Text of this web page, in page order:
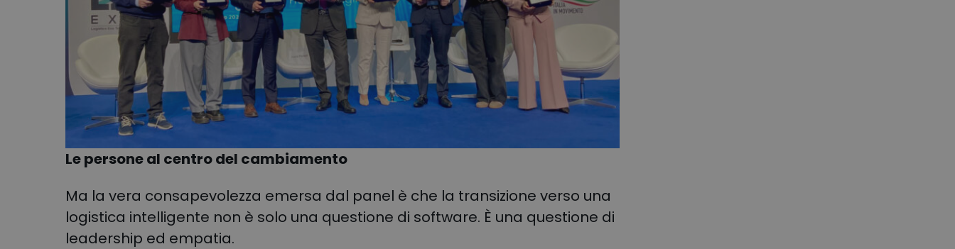
Le persone al centro del cambiamento
Ma la vera consapevolezza emersa dal panel è che la transizione verso una
logistica intelligente non è solo una questione di software. È una questione di
leadership ed empatia.